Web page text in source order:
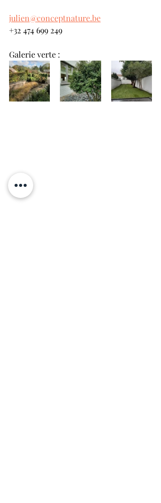
julien@conceptnature.be
+32 474 699 249
Galerie verte :